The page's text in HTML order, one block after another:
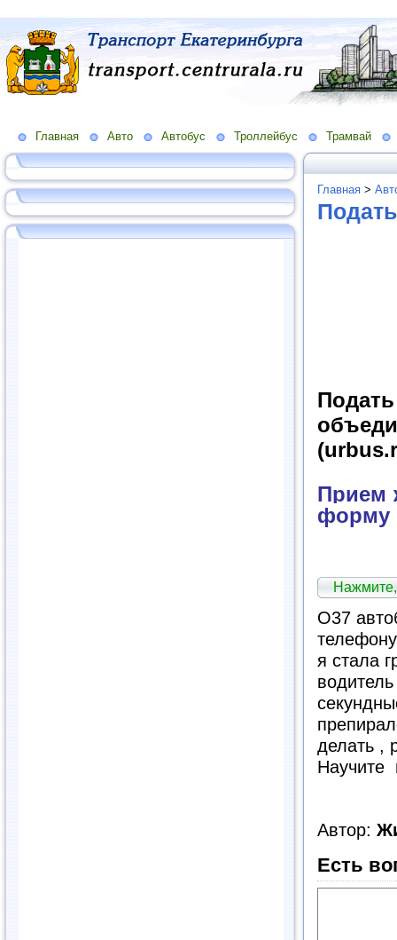
Главная Авто Автобус Троллейбус Трамвай
Главная >
Прием
форму
О37
я стала
делать ,
Научите
Автор:
Есть